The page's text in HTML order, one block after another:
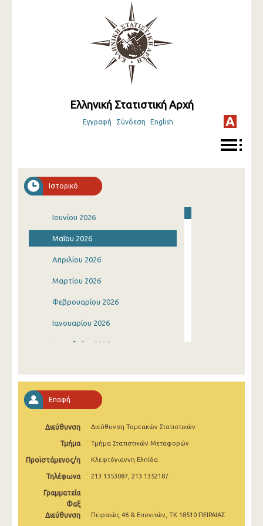
Ελληνική Στατιστική Αρχή
Εγγραφή Σύνδεση English
Ιστορικό
Ιουνίου 2026
Μαΐου 2026
Απριλίου 2026
Μαρτίου 2026
Φεβρουαρίου 2026
Ιανουαρίου 2026
Δεκεμβρίου 2025
Σεπτεμβρίου 2025
Αυγούστου 2025
Ιουλίου 2025
Ιουνίου 2025
Μαΐου 2025
Απριλίου 2025
Επαφή
Διεύθυνση Διεύθυνση Τομεακών Στατιστικών
Τμήμα Τμήμα Στατιστικών Μεταφορών
Προϊστάμενος/η Κλεφτόγιαννη Ελπίδα
Τηλέφωνα 213 1353087, 213 1352187
Γραμματεία
Φαξ
Διεύθυνση
Πειραιώς 46 & Επονιτών, ΤΚ 18510 ΠΕΙΡΑΙΑΣ